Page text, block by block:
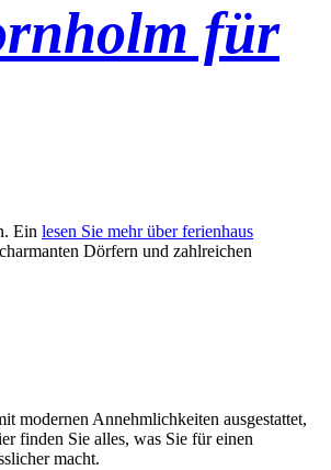
für
Ein lesen Sie mehr über ferienhaus
Dörfern und zahlreichen
modernen Annehmlichkeiten ausgestattet,
finden Sie alles, was Sie für einen
macht.